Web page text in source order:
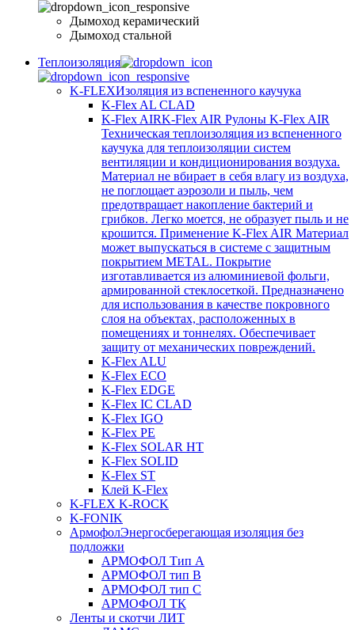
Дымоход керамический
Дымоход стальной
Теплоизоляция
K-FLEXИзоляция из вспененного каучука
K-Flex AL CLAD
K-Flex AIRK-Flex AIR Рулоны K-Flex AIR
Техническая теплоизоляция из вспененного
каучука для теплоизоляции систем
вентиляции и кондиционирования воздуха.
Материал не вбирает в себя влагу из воздуха,
не поглощает аэрозоли и пыль, чем
предотвращает накопление бактерий и
грибков. Легко моется, не образует пыль и не
крошится. Применение K-Flex AIR Материал
может выпускаться в системе c защитным
покрытием METAL. Покрытие
изготавливается из алюминиевой фольги,
армированной стеклосеткой. Предназначено
для использования в качестве покровного
слоя на объектах, расположенных в
помещениях и тоннелях. Обеспечивает
защиту от механических повреждений.
K-Flex ALU
K-Flex ECO
K-Flex EDGE
K-Flex IC CLAD
K-Flex IGO
K-Flex PE
K-Flex SOLAR HT
K-Flex SOLID
K-Flex ST
Клей K-Flex
K-FLEX K-ROCK
K-FONIK
АрмофолЭнергосберегающая изоляция без
подложки
АРМОФОЛ Тип А
АРМОФОЛ тип В
АРМОФОЛ тип C
АРМОФОЛ ТК
Ленты и скотчи ЛИТ